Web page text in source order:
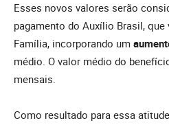
Esses novos valores serão
pagamento do Auxílio Brasil,
Família, incorporando um
médio. O valor médio do
mensais.
Como resultado para essa